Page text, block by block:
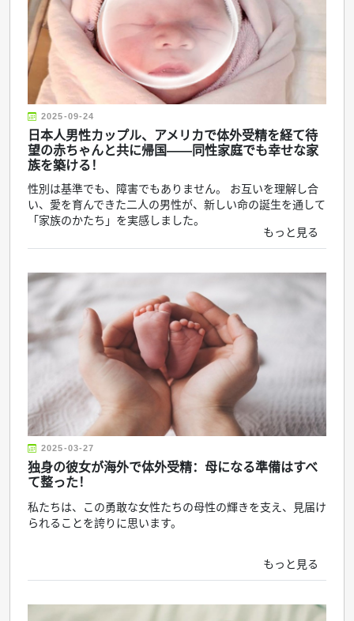
2025-09-24
日本人男性カップル、アメリカで体外受精を経て待
望の赤ちゃんと共に帰国——同性家庭でも幸せな家
族を築ける！
性別は基準でも、障害でもありません。 お互いを理解し合
い、愛を育んできた二人の男性が、新しい命の誕生を通して
「家族のかたち」を実感しました。
もっと見る
2025-03-27
独身の彼女が海外で体外受精：母になる準備はすべ
て整った！
私たちは、この勇敢な女性たちの母性の輝きを支え、見届け
られることを誇りに思います。
もっと見る